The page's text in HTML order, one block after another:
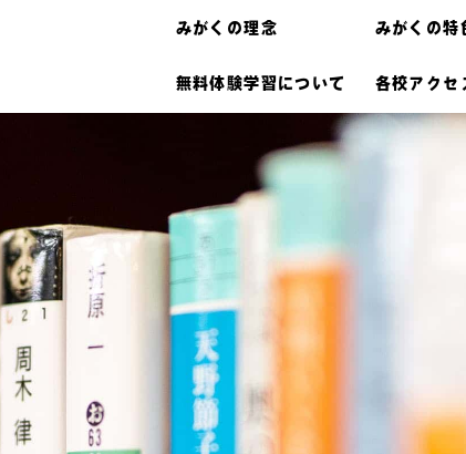
みがくの理念 みがくの特
無料体験学習について 各校アクセ